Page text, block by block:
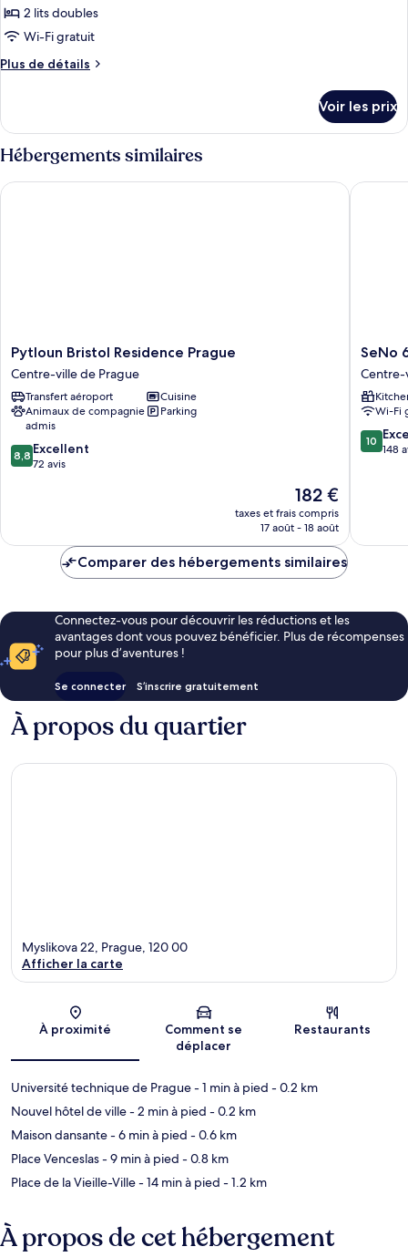
pour
ce
type
de
Two
Bedroom
Apartment
2 lits doubles
Wi-Fi gratuit
Plus de détails
Plus
le
type
de
chambre
Two
Voir les prix
Hébergements similaires
Pytloun
Bristol
Residence
Prague
Centre-
ville
de
Prague
Pytloun Bristol Residence Prague
Centre-ville de Prague
Transfert aéroport
Cuisine
Animaux de compagnie
admis
Parking
8.8
sur
8,8 Excellent
72 avis
Le
nouveau
prix
de
182 €
taxes et frais compris
17 août - 18 août
Pytloun Bristol Residence Prague
SeNo
6
Centre-
ville
de
Prague
SeNo
Centre-
Wi-Fi
10.0
sur
10
148
SeNo 6
Comparer des hébergements similaires
Connectez-vous pour découvrir les réductions et les
avantages dont vous pouvez bénéficier. Plus de récompenses
pour plus d’aventures !
Se connecter S’inscrire gratuitement
À propos du quartier
Carte
Myslikova 22, Prague, 120 00
Afficher la carte
À proximité
Comment se
déplacer
Restaurants
Université technique de Prague- 1 min à pied - 0.2 km
Nouvel hôtel de ville- 2 min à pied - 0.2 km
Maison dansante- 6 min à pied - 0.6 km
Place Venceslas- 9 min à pied - 0.8 km
Place de la Vieille-Ville- 14 min à pied - 1.2 km
À propos de cet hébergement